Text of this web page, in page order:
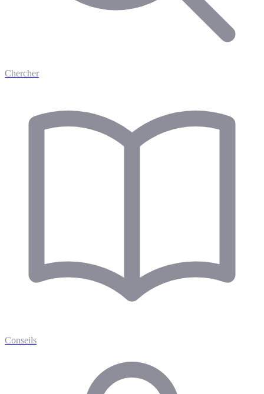
Chercher
Conseils